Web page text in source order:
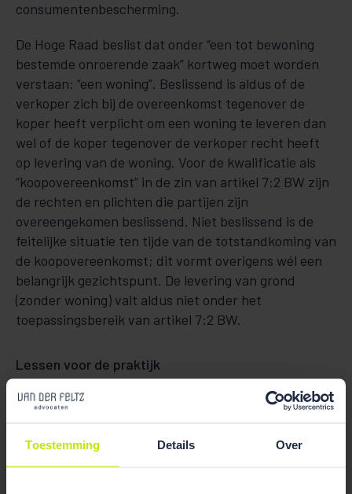
Toestemming Details Over
consumentenbescherming.
De Hoge Raad beslist dat onder “een tot bewoning
bestemde onroerende zaak” kortweg moet worden
verstaan: “een woning”. Beslissend is aldus of de
verkoper zich bij de overeenkomst tegenover de
koper heeft verplicht om een woning te leveren dan
wel of de koper tegenover de verkoper recht heeft
op levering van de woning. Voor de kwalificatie als
“koopovereenkomst” in de zin van artikel 7:2 BW zijn
de rechten en plichten die partijen zijn
overeengekomen beslissend. Niet beslissend is de
feitelijke situatie ten tijde van de totstandkoming van
de koopovereenkomst; dit vormt overigens wél een
belangrijk gezichtspunt. De levering van grond
(zonder woning) valt aldus niet onder het
toepassingsbereik van artikel 7:2 BW.
Lessen voor de praktijk
Wat is de slotsom? Verkoop je een woning aan een
consumentkoper, dan moet dat schriftelijk en heeft
je echter géén woning – ongeacht aan wie – dan valt